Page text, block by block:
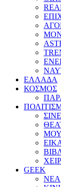
ΕΛΛΑΔΑ
ΚΟΣΜΟΣ
GEEK
ΝΕΑ